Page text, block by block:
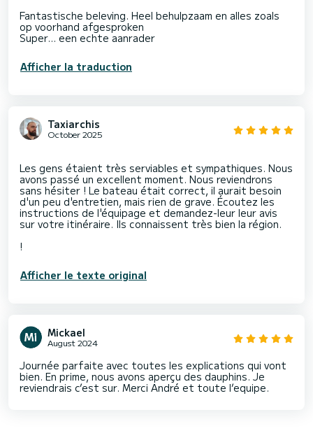
Fantastische beleving. Heel behulpzaam en alles zoals
op voorhand afgesproken
Super… een echte aanrader
Afficher la traduction
Taxiarchis
October 2025
Les gens étaient très serviables et sympathiques. Nous
avons passé un excellent moment. Nous reviendrons
sans hésiter ! Le bateau était correct, il aurait besoin
d'un peu d'entretien, mais rien de grave. Écoutez les
instructions de l'équipage et demandez-leur leur avis
sur votre itinéraire. Ils connaissent très bien la région.
Afficher le texte original
Mickael
August 2024
Journée parfaite avec toutes les explications qui vont
bien. En prime, nous avons aperçu des dauphins. Je
reviendrais c’est sur. Merci André et toute l’equipe.